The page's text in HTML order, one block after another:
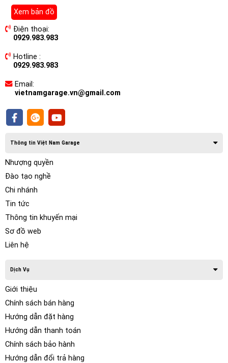
Chức năng.Mặc dù bản thân tia laze rất nguy hiểm, nhưng
tia laze thực tế chỉ đóng một vai trò nhỏ trong quá trình phát
quang của đèn pha laser ô tô
nhiều hơn vào phốt pho để tạo ra ánh sáng.
Xem bản đồ
Điện thoại:
0929.983.983
Hotline :
0929.983.983
Email:
vietnamgarage.vn@gmail.com
Thông tin Việt Nam Garage
Nhượng quyền
Đào tạo nghề
Chi nhánh
Tin tức
Thông tin khuyến mại
Sơ đồ web
Liên hệ
Dịch Vụ
Giới thiệu
Chính sách bán hàng
Hướng dẫn đặt hàng
Hướng dẫn thanh toán
Chính sách bảo hành
Hướng dẫn đổi trả hàng